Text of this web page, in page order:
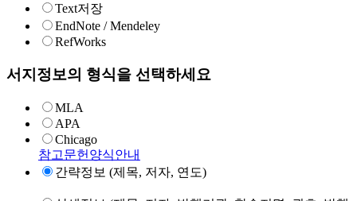
Text저장
EndNote / Mendeley
RefWorks
서지정보의 형식을 선택하세요
MLA
APA
Chicago
참고문헌양식안내
간략정보 (제목, 저자, 연도)